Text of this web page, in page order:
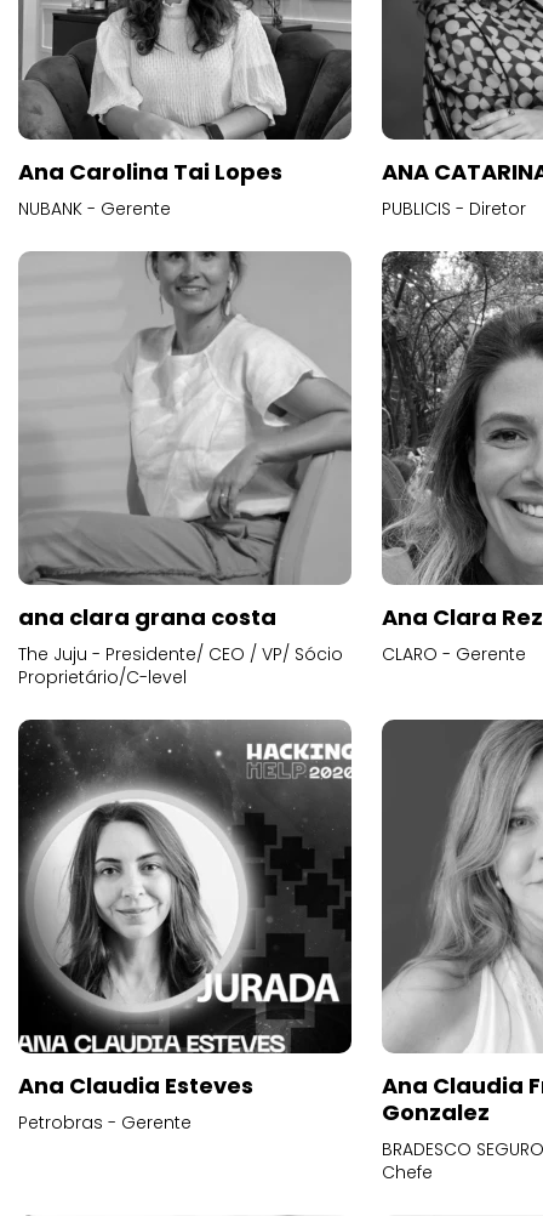
Ana Carolina Tai Lopes
NUBANK - Gerente
ANA
PUBLICIS - Diretor
ana clara grana costa
The Juju - Presidente/ CEO / VP/ Sócio
Proprietário/C-level
Ana Clara
CLARO - Gerente
Ana Claudia Esteves
Petrobras - Gerente
Ana Claudia
Gonzalez
BRADESCO
Chefe